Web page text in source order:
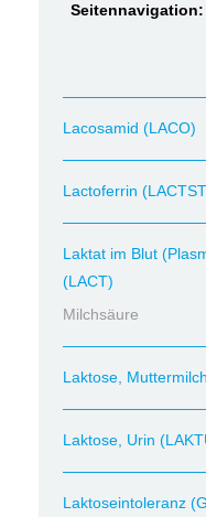
Seitennavigation:
Lacosamid (LACO)
Lactoferrin
Laktat im Blut
(LACT)
Milchsäure
Laktose,
Laktose, Urin
Laktoseintoleranz